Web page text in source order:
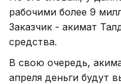
рабочими более 9
Заказчик - акимат
средства.
В свою очередь,
апреля деньги будут